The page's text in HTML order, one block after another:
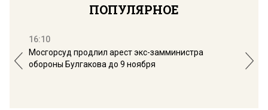
ПОПУЛЯРНОЕ
16:10
Мосгорсуд продлил арест экс-замминистра
обороны Булгакова до 9 ноября